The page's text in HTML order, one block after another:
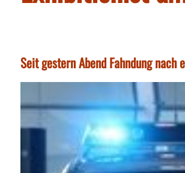
Seit gestern Abend Fahndung